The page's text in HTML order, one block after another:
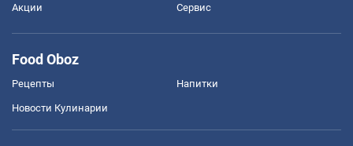
Акции Сервис
Food Oboz
Рецепты Напитки
Новости Кулинарии